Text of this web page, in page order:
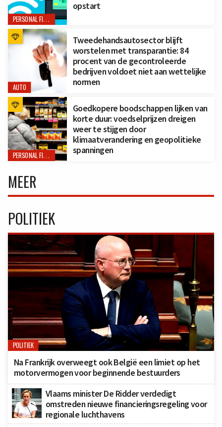
PERSONAL FINANCE
opstart
AUTO
Tweedehandsautosector blijft
worstelen met transparantie: 84
procent van de gecontroleerde
bedrijven voldoet niet aan wettelijke
normen
PERSONAL FINANCE
Goedkopere boodschappen lijken van
korte duur: voedselprijzen dreigen
weer te stijgen door
klimaatverandering en geopolitieke
spanningen
MEER
POLITIEK
POLITIEK
Na Frankrijk overweegt ook België een limiet op het
motorvermogen voor beginnende bestuurders
Vlaams minister De Ridder verdedigt
omstreden nieuwe financieringsregeling voor
regionale luchthavens